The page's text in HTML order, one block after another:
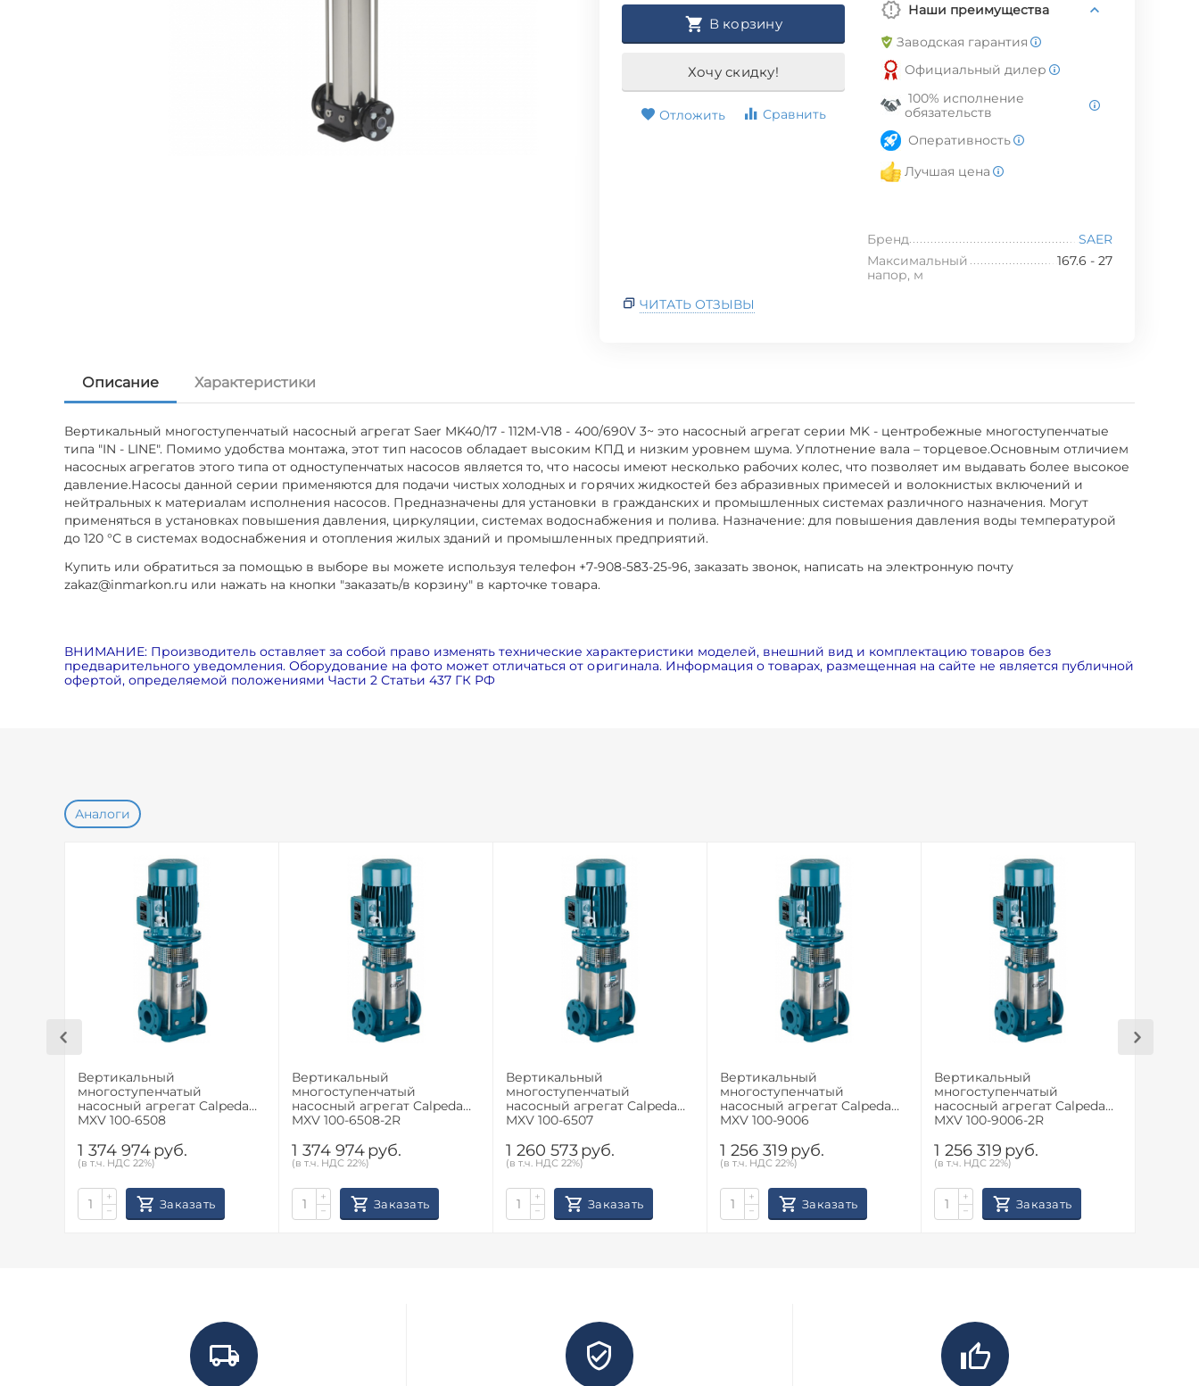
В корзину
Хочу скидку!
Отложить Сравнить
Наши преимущества
Заводская гарантия
Официальный дилер
100% исполнение
обязательств
Оперативность
Лучшая цена
Бренд
SAER
Максимальный
напор, м
167.6 - 27
ЧИТАТЬ ОТЗЫВЫ
Описание Характеристики
Вертикальный многоступенчатый насосный агрегат Saer MK40/17 - 112M-V18 - 400/690V 3~ это насосный агрегат серии MK - центробежные многоступенчатые
типа "IN - LINE". Помимо удобства монтажа, этот тип насосов обладает высоким КПД и низким уровнем шума. Уплотнение вала – торцевое.Основным отличием
насосных агрегатов этого типа от одноступенчатых насосов является то, что насосы имеют несколько рабочих колес, что позволяет им выдавать более высокое
давление.Насосы данной серии применяются для подачи чистых холодных и горячих жидкостей без абразивных примесей и волокнистых включений и
нейтральных к материалам исполнения насосов. Предназначены для установки в гражданских и промышленных системах различного назначения. Могут
применяться в установках повышения давления, циркуляции, системах водоснабжения и полива. Назначение: для повышения давления воды температурой
до 120 °С в системах водоснабжения и отопления жилых зданий и промышленных предприятий.
Купить или обратиться за помощью в выборе вы можете используя телефон +7-908-583-25-96, заказать звонок, написать на электронную почту
zakaz@inmarkon.ru или нажать на кнопки "заказать/в корзину" в карточке товара.
ВНИМАНИЕ: Производитель оставляет за собой право изменять технические характеристики моделей, внешний вид и комплектацию товаров без
предварительного уведомления. Оборудование на фото может отличаться от оригинала. Информация о товарах, размещенная на сайте не является публичной
офертой, определяемой положениями Части 2 Статьи 437 ГК РФ
Аналоги
Вертикальный
многоступенчатый
насосный агрегат Calpeda
MXV 100-6508
1 374 974руб.
(в т.ч. НДС 22%)
+
−
Заказать
Вертикальный
многоступенчатый
насосный агрегат Calpeda
MXV 100-6508-2R
1 374 974руб.
(в т.ч. НДС 22%)
+
−
Заказать
Вертикальный
многоступенчатый
насосный агрегат Calpeda
MXV 100-6507
1 260 573руб.
(в т.ч. НДС 22%)
+
−
Заказать
Вертикальный
многоступенчатый
насосный агрегат Calpeda
MXV 100-9006
1 256 319 руб.
(в т.ч. НДС 22%)
+
−
Заказать
Вертикальный
многоступенчатый
насосный агрегат Calpeda
MXV 100-9006-2R
1 256 319 руб.
(в т.ч. НДС 22%)
+
−
Заказать